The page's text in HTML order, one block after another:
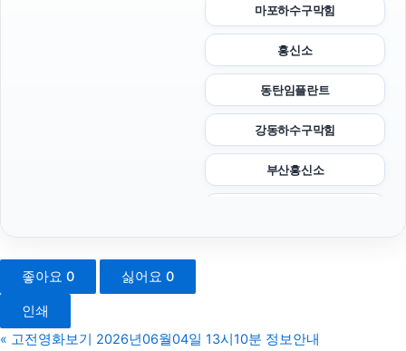
마포하수구막힘
흥신소
동탄임플란트
강동하수구막힘
부산흥신소
좋아요 0 싫어요 0
인쇄
« 고전영화보기 2026년06월04일 13시10분 정보안내